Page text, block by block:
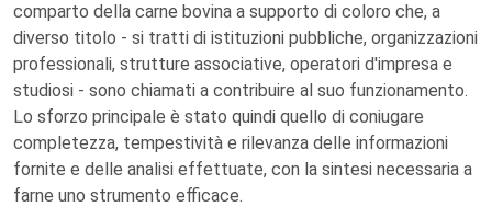
comparto della carne bovina a supporto di coloro che, a
diverso titolo - si tratti di istituzioni pubbliche, organizzazioni
professionali, strutture associative, operatori d'impresa e
studiosi - sono chiamati a contribuire al suo funzionamento.
Lo sforzo principale è stato quindi quello di coniugare
completezza, tempestività e rilevanza delle informazioni
fornite e delle analisi effettuate, con la sintesi necessaria a
farne uno strumento efficace.